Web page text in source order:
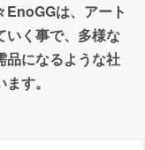
EnoGGは、アート
いく事で、多様な
品になるような社
す。